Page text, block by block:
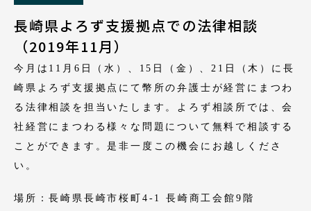
長崎県よろず支援拠点での法律相談
（2019年11月）
今月は11月6日（水）、15日（金）、21日（木）に長
崎県よろず支援拠点にて幣所の弁護士が経営にまつわ
る法律相談を担当いたします。よろず相談所では、会
社経営にまつわる様々な問題について無料で相談する
ことができます。是非一度この機会にお越しくださ
い。
場所：長崎県長崎市桜町4-1 長崎商工会館9階